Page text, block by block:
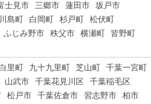
士見市 三郷市 蓮田市
坂戸市
川島町 白岡町 杉戸町
松伏町
ふじみ野市 秩父市 横瀬町
皆野町
里町 九十九里町 芝山町
千葉一宮町
山武市 千葉花見川区
千葉稲毛区
松戸市 千葉佐倉市 習志野市
柏市